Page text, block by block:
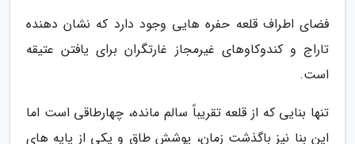
فضای اطراف قلعه حفره هایی وجود دارد که نشان دهنده
تاراج و کندوکاوهای غیرمجاز غارتگران برای یافتن عتیقه
است.
تنها بنایی که از قلعه تقریباً سالم مانده، چهارطاقی است اما
این بنا نیز باگذشت زمان، پوشش طاق و یکی از پایه های